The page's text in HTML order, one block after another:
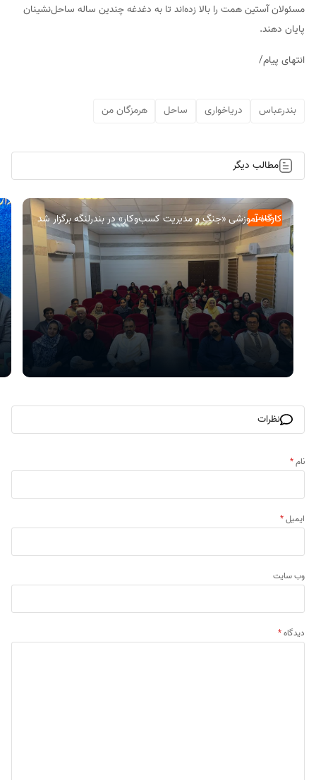
مسئولان آستین همت را بالا زده‌اند تا به دغدغه چندین ساله ساحل‌نشینان
پایان دهند.
انتهای پیام/
بندرعباس دریاخواری ساحل هرمزگان من
مطالب دیگر
اجتماعی
کارگاه آموزشی «جنگ و مدیریت کسب‌وکار» در بندرلنگه برگزار شد
نظرات
نام*
ایمیل*
وب‌ سایت
دیدگاه*